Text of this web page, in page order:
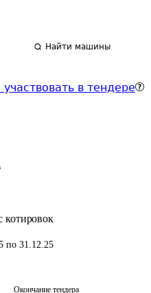
Найти машины
участвовать в тендере
котировок
по 31.12.25
Окончание тендера